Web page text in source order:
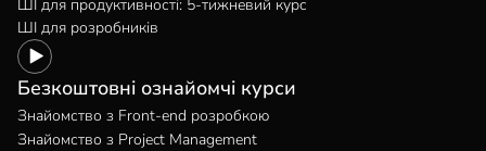
ШІ для продуктивності: 5-тижневий курс
ШІ для розробників
Безкоштовні ознайомчі курси
Знайомство з Front-end розробкою
Знайомство з Project Management